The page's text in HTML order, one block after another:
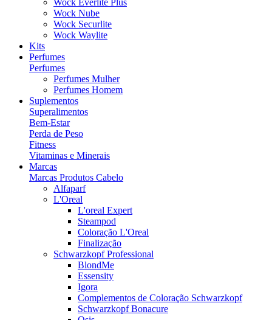
Wock Everlite Plus
Wock Nube
Wock Securlite
Wock Waylite
Kits
Perfumes
Perfumes
Perfumes Mulher
Perfumes Homem
Suplementos
Superalimentos
Bem-Estar
Perda de Peso
Fitness
Vitaminas e Minerais
Marcas
Marcas Produtos Cabelo
Alfaparf
L'Oreal
L'oreal Expert
Steampod
Coloração L'Oreal
Finalização
Schwarzkopf Professional
BlondMe
Essensity
Igora
Complementos de Coloração Schwarzkopf
Schwarzkopf Bonacure